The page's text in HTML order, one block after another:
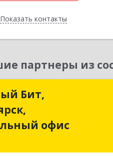
Показать контакты
Назад
партнеры из
Бит,
офис
1С:Первый Бит,
офис